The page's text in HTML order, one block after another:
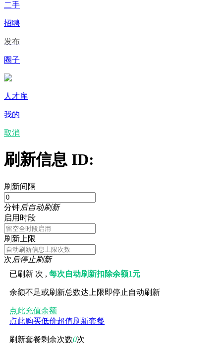
二手
招聘
发布
圈子
人才库
我的
取消
刷新信息 ID:
刷新间隔
分钟后自动刷新
启用时段
刷新上限
次后停止刷新
已刷新 次 ,每次自动刷新扣除余额1元
余额不足或刷新总数达上限即停止自动刷新
点此充值余额
点此购买低价超值刷新套餐
刷新套餐剩余次数0次